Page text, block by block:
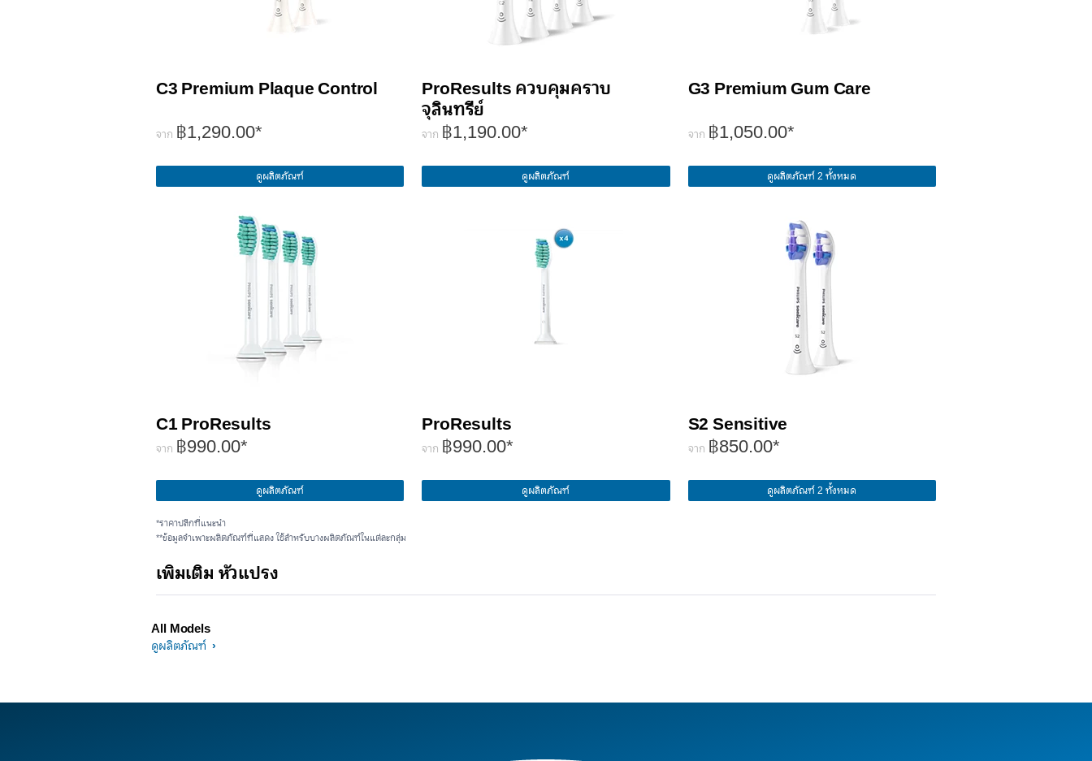
C3 Premium Plaque Control
จาก ฿1,290.00*
ดูผลิตภัณฑ์
ProResults ควบคุมคราบ
จุลินทรีย์
จาก ฿1,190.00*
ดูผลิตภัณฑ์
G3 Premium Gum Care
จาก ฿1,050.00*
ดูผลิตภัณฑ์ 2 ทั้งหมด
C1 ProResults
จาก ฿990.00*
ดูผลิตภัณฑ์
ProResults
จาก ฿990.00*
ดูผลิตภัณฑ์
S2 Sensitive
จาก ฿850.00*
ดูผลิตภัณฑ์ 2 ทั้งหมด
*ราคาปลีกที่แนะนำ
**ข้อมูลจำเพาะผลิตภัณฑ์ที่แสดง ใช้สำหรับบางผลิตภัณฑ์ในแต่ละกลุ่ม
เพิ่มเติม หัวแปรง
All Models
ดูผลิตภัณฑ์